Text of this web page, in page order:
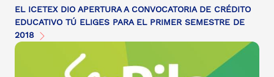
EL ICETEX DIO APERTURA A CONVOCATORIA DE CRÉDITO
EDUCATIVO TÚ ELIGES PARA EL PRIMER SEMESTRE DE
2018